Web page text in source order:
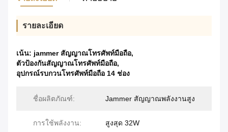
รายละเอียด
เน้น: jammer สัญญาณโทรศัพท์มือถือ,
ตัวป้องกันสัญญาณโทรศัพท์มือถือ,
อุปกรณ์รบกวนโทรศัพท์มือถือ 14 ช่อง
ชื่อผลิตภัณฑ์: Jammer สัญญาณพลังงานสูง
การใช้พลังงาน: สูงสุด 32W